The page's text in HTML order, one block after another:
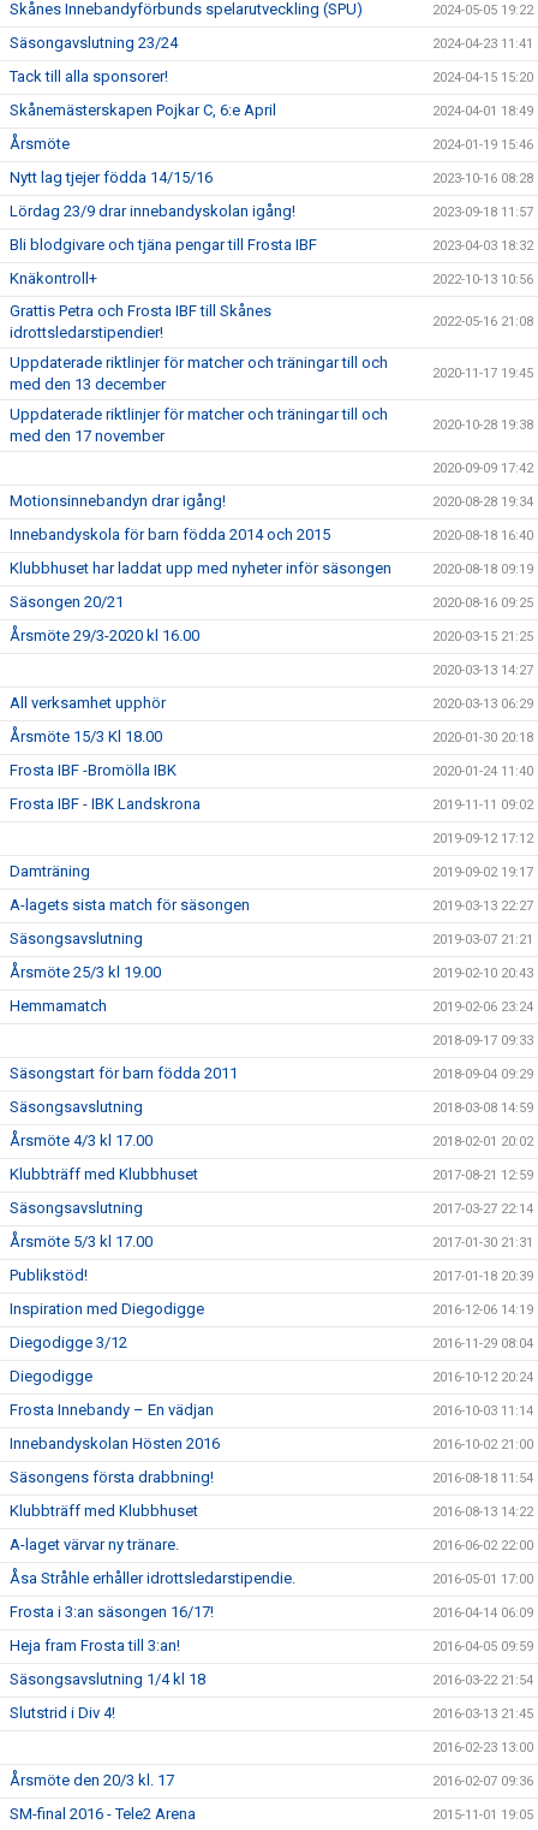
Skånes Innebandyförbunds spelarutveckling (SPU) 2024-05-05 19:22
Säsongavslutning 23/24 2024-04-23 11:41
Tack till alla sponsorer! 2024-04-15 15:20
Skånemästerskapen Pojkar C, 6:e April 2024-04-01 18:49
Årsmöte 2024-01-19 15:46
Nytt lag tjejer födda 14/15/16 2023-10-16 08:28
Lördag 23/9 drar innebandyskolan igång! 2023-09-18 11:57
Bli blodgivare och tjäna pengar till Frosta IBF 2023-04-03 18:32
Knäkontroll+ 2022-10-13 10:56
Grattis Petra och Frosta IBF till Skånes
idrottsledarstipendier!
2022-05-16 21:08
Uppdaterade riktlinjer för matcher och träningar till och
med den 13 december
2020-11-17 19:45
Uppdaterade riktlinjer för matcher och träningar till och
med den 17 november
2020-10-28 19:38
2020-09-09 17:42
Motionsinnebandyn drar igång! 2020-08-28 19:34
Innebandyskola för barn födda 2014 och 2015 2020-08-18 16:40
Klubbhuset har laddat upp med nyheter inför säsongen 2020-08-18 09:19
Säsongen 20/21 2020-08-16 09:25
Årsmöte 29/3-2020 kl 16.00 2020-03-15 21:25
2020-03-13 14:27
All verksamhet upphör 2020-03-13 06:29
Årsmöte 15/3 Kl 18.00 2020-01-30 20:18
Frosta IBF -Bromölla IBK 2020-01-24 11:40
Frosta IBF - IBK Landskrona 2019-11-11 09:02
2019-09-12 17:12
Damträning 2019-09-02 19:17
A-lagets sista match för säsongen 2019-03-13 22:27
Säsongsavslutning 2019-03-07 21:21
Årsmöte 25/3 kl 19.00 2019-02-10 20:43
Hemmamatch 2019-02-06 23:24
2018-09-17 09:33
Säsongstart för barn födda 2011 2018-09-04 09:29
Säsongsavslutning 2018-03-08 14:59
Årsmöte 4/3 kl 17.00 2018-02-01 20:02
Klubbträff med Klubbhuset 2017-08-21 12:59
Säsongsavslutning 2017-03-27 22:14
Årsmöte 5/3 kl 17.00 2017-01-30 21:31
Publikstöd! 2017-01-18 20:39
Inspiration med Diegodigge 2016-12-06 14:19
Diegodigge 3/12 2016-11-29 08:04
Diegodigge 2016-10-12 20:24
Frosta Innebandy – En vädjan 2016-10-03 11:14
Innebandyskolan Hösten 2016 2016-10-02 21:00
Säsongens första drabbning! 2016-08-18 11:54
Klubbträff med Klubbhuset 2016-08-13 14:22
A-laget värvar ny tränare. 2016-06-02 22:00
Åsa Stråhle erhåller idrottsledarstipendie. 2016-05-01 17:00
Frosta i 3:an säsongen 16/17! 2016-04-14 06:09
Heja fram Frosta till 3:an! 2016-04-05 09:59
Säsongsavslutning 1/4 kl 18 2016-03-22 21:54
Slutstrid i Div 4! 2016-03-13 21:45
2016-02-23 13:00
Årsmöte den 20/3 kl. 17 2016-02-07 09:36
SM-final 2016 - Tele2 Arena 2015-11-01 19:05